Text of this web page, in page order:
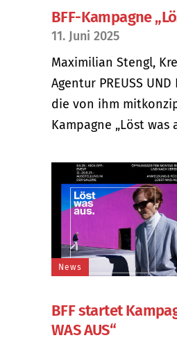
BFF-Kampagne
11. Juni 2025
Maximilian Stengl,
Agentur PREUSS UND
die von ihm
Kampagne „Löst was
News
BFF startet
WAS AUS“